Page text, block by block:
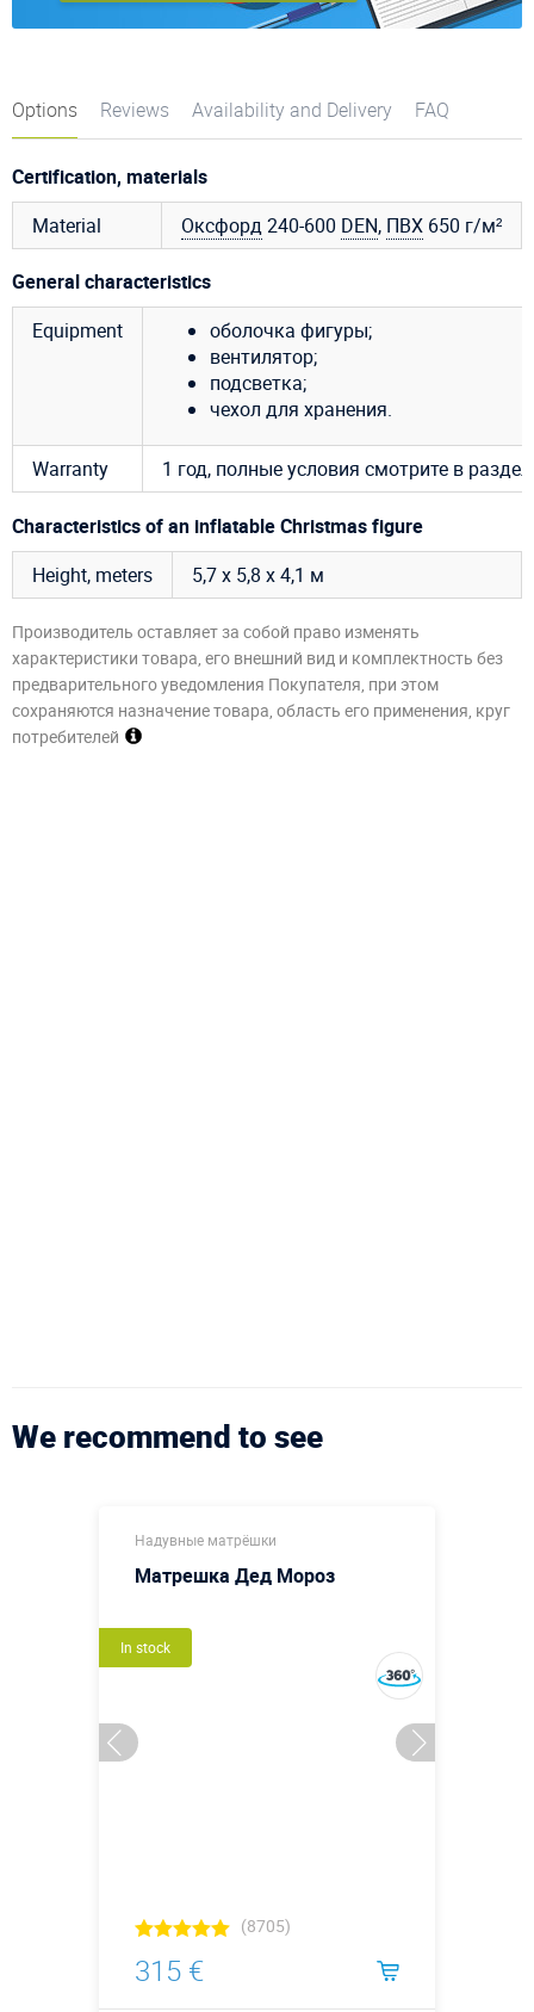
Options Reviews Availability and Delivery FAQ
Certification, materials
Material
Оксфорд240-600 DEN, ПВХ 650 г/м²
General characteristics
Equipment
оболочка фигуры;
вентилятор;
подсветка;
чехол для хранения.
Warranty 1 год, полные условия смотрите в
Characteristics of an inflatable Christmas figure
Height, meters
5,7 х 5,8 х 4,1 м
Производитель оставляет за собой право изменять
характеристики товара, его внешний вид и комплектность без
предварительного уведомления Покупателя, при этом
сохраняются назначение товара, область его применения, круг
потребителей
We recommend to see
Надувные матрёшки
Матрешка Дед Мороз
In stock
(8705)
315 €